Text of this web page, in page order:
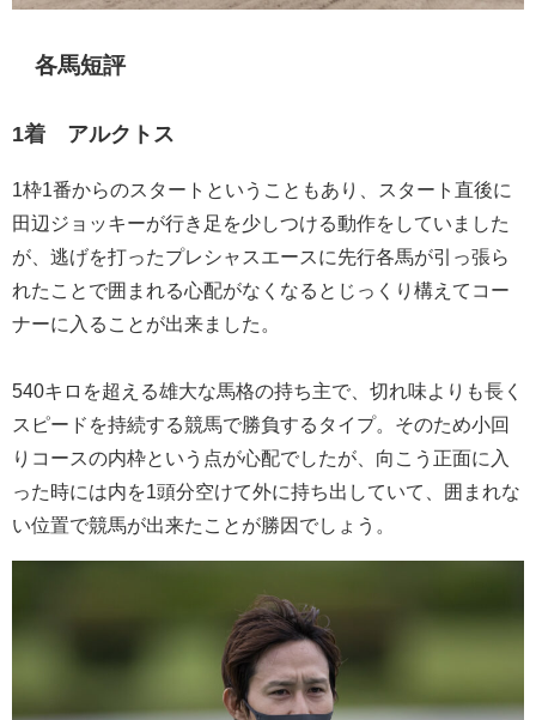
各馬短評
1着 アルクトス
1枠1番からのスタートということもあり、スタート直後に
田辺ジョッキーが行き足を少しつける動作をしていました
が、逃げを打ったプレシャスエースに先行各馬が引っ張ら
れたことで囲まれる心配がなくなるとじっくり構えてコー
ナーに入ることが出来ました。
540キロを超える雄大な馬格の持ち主で、切れ味よりも長く
スピードを持続する競馬で勝負するタイプ。そのため小回
りコースの内枠という点が心配でしたが、向こう正面に入
った時には内を1頭分空けて外に持ち出していて、囲まれな
い位置で競馬が出来たことが勝因でしょう。